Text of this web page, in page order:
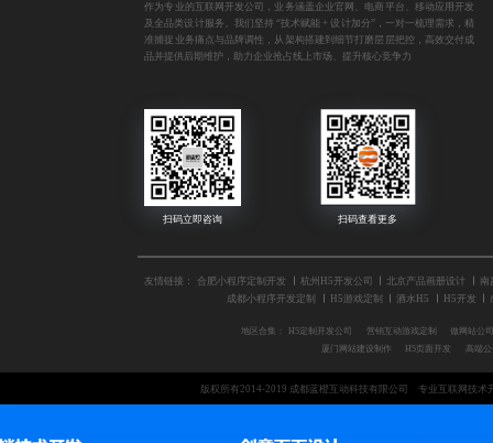
作为专业的互联网开发公司，业务涵盖企业官网、电商平台、移动应用开发
及全品类设计服务。我们坚持 “技术赋能 + 设计加分”，一对一梳理需求，精
准捕捉业务痛点与品牌调性，从架构搭建到细节打磨层层把控，高效交付成
品并提供后期维护，助力企业抢占线上市场、提升核心竞争力
友情链接： 合肥小程序定制开发 杭州H5开发公司 北京产品画册设计
南
成都小程序开发定制
H5游戏定制 酒水H5 H5开发
地区合集： H5定制开发公司 营销互动游戏定制
做网站公
厦门网站建设制作
H5页面开发 高端
版权所有2014-2019 成都蓝橙互动科技有限公司 专业互联网技术